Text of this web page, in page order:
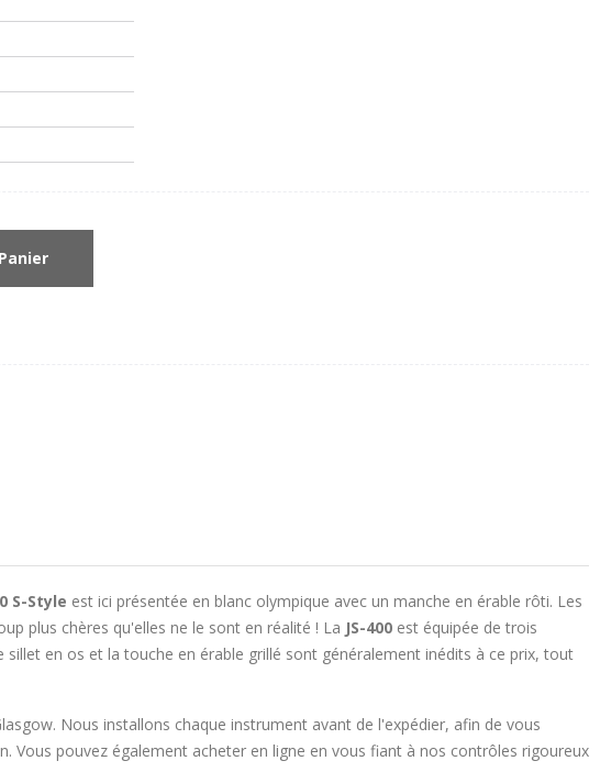
S-Style est ici présentée en blanc olympique avec un manche en érable rôti. Les
plus chères qu'elles ne le sont en réalité ! La JS-400 est équipée de trois
sillet en os et la touche en érable grillé sont généralement inédits à ce prix, tout
Nous installons chaque instrument avant de l'expédier, afin de vous
Vous pouvez également acheter en ligne en vous fiant à nos contrôles rigoureux